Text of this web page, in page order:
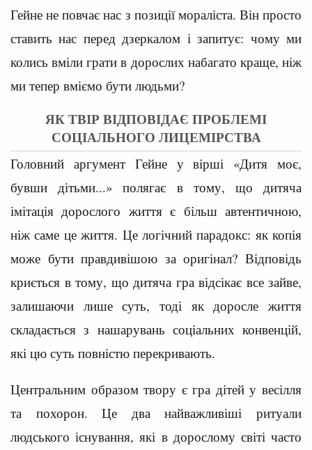
Гейне не повчає нас з позиції мораліста. Він просто
ставить нас перед дзеркалом і запитує: чому ми
колись вміли грати в дорослих набагато краще, ніж
ми тепер вміємо бути людьми?
ЯК ТВІР ВІДПОВІДАЄ ПРОБЛЕМІ
СОЦІАЛЬНОГО ЛИЦЕМІРСТВА
Головний аргумент Гейне у вірші «Дитя моє,
бувши дітьми...» полягає в тому, що дитяча
імітація дорослого життя є більш автентичною,
ніж саме це життя. Це логічний парадокс: як копія
може бути правдивішою за оригінал? Відповідь
криється в тому, що дитяча гра відсікає все зайве,
залишаючи лише суть, тоді як доросле життя
складається з нашарувань соціальних конвенцій,
які цю суть повністю перекривають.
Центральним образом твору є гра дітей у весілля
та похорон. Це два найважливіші ритуали
людського існування, які в дорослому світі часто